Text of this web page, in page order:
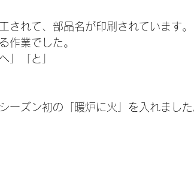
されて、部品名が印刷されています。
作業でした。
」「と」
ーズン初の「暖炉に火」を入れまし